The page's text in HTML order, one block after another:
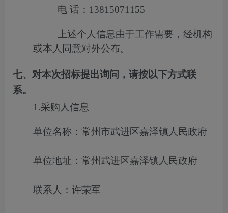
电 话： 13815071155
上述个人信息由于工作需要，经机构
或本人同意对外公布。
七、对本次招标提出询问，请按以下方式联
系。
1.采购人信息
单位名称：常州市武进区嘉泽镇人民政府
单位地址：常州武进区嘉泽镇人民政府
联系人：许荣军